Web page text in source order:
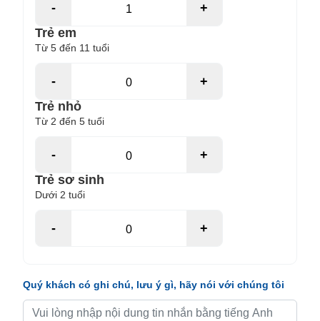
-
+
Trẻ em
Từ 5 đến 11 tuổi
-
+
Trẻ nhỏ
Từ 2 đến 5 tuổi
-
+
Trẻ sơ sinh
Dưới 2 tuổi
- +
Quý khách có ghi chú, lưu ý gì, hãy nói với chúng tôi